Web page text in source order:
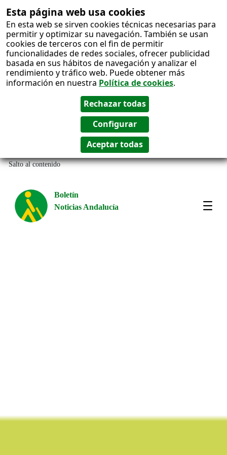
Esta página web usa cookies
En esta web se sirven cookies técnicas necesarias para
permitir y optimizar su navegación. También se usan
cookies de terceros con el fin de permitir
funcionalidades de redes sociales, ofrecer publicidad
basada en sus hábitos de navegación y analizar el
rendimiento y tráfico web. Puede obtener más
información en nuestra Política de cookies.
Salto al contenido
Boletín
Noticias Andalucía